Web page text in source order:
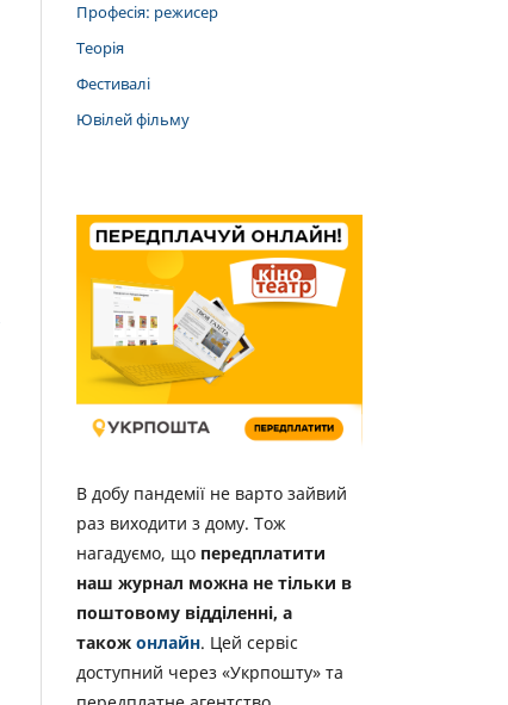
Професія: режисер
Теорія
Фестивалі
Ювілей фільму
В добу пандемії не варто зайвий
раз виходити з дому. Тож
нагадуємо, що передплатити
наш журнал можна не тільки в
поштовому відділенні, а
також онлайн. Цей сервіс
доступний через «Укрпошту» та